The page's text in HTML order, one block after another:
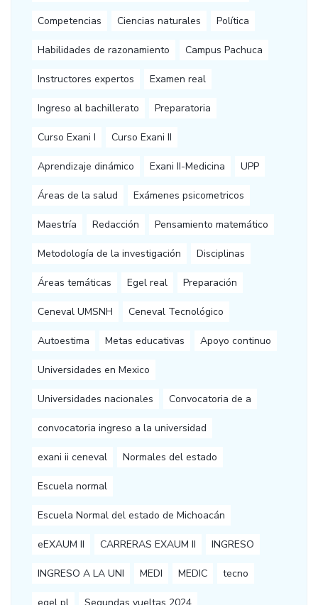
Competencias Ciencias naturales Política
Habilidades de razonamiento Campus Pachuca
Instructores expertos Examen real
Ingreso al bachillerato Preparatoria
Curso Exani I Curso Exani II
Aprendizaje dinámico Exani II-Medicina UPP
Áreas de la salud Exámenes psicometricos
Maestría Redacción Pensamiento matemático
Metodología de la investigación Disciplinas
Áreas temáticas Egel real Preparación
Ceneval UMSNH Ceneval Tecnológico
Autoestima Metas educativas Apoyo continuo
Universidades en Mexico
Universidades nacionales Convocatoria de a
convocatoria ingreso a la universidad
exani ii ceneval Normales del estado
Escuela normal
Escuela Normal del estado de Michoacán
eEXAUM II CARRERAS EXAUM II INGRESO
INGRESO A LA UNI MEDI MEDIC tecno